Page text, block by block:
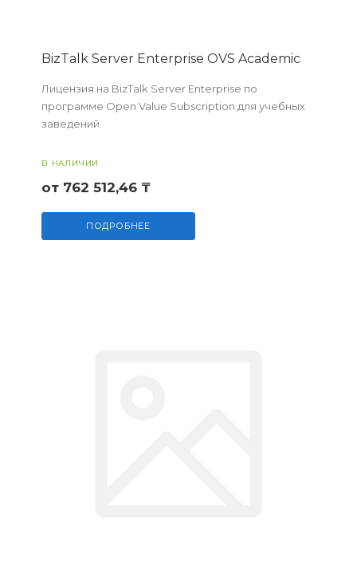
BizTalk Server Enterprise OVS Academic
Лицензия на BizTalk Server Enterprise по
программе Open Value Subscription для учебных
заведений.
В НАЛИЧИИ
от 762 512,46 ₸
ПОДРОБНЕЕ